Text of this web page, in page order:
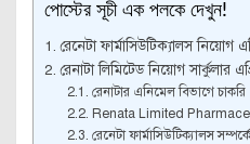
পোস্টের সূচী এক পলকে দেখুন!
রেনেটা ফার্মাসিউটিক্যালস নিয়োগ
রেনাটা লিমিটেড নিয়োগ সার্কুলার
রেনাটার এনিমেল বিভাগে চাকরি
Renata Limited
রেনেটা ফার্মাসিউটিক্যালস